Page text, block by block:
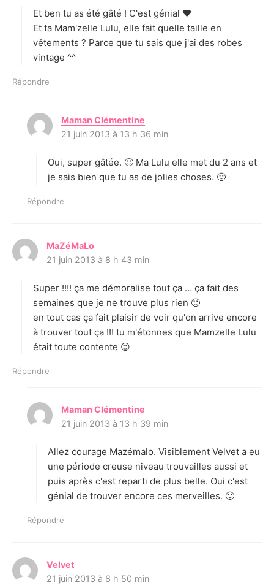
Et ben tu as été gâté ! C'est génial ♥
Et ta Mam'zelle Lulu, elle fait quelle taille en
vêtements ? Parce que tu sais que j'ai des robes
vintage ^^
Répondre
Maman Clémentine
i
:
21 juin 2013 à 13 h 36 min
Oui, super gâtée. 🙂 Ma Lulu elle met du 2 ans et
je sais bien que tu as de jolies choses. 🙂
Répondre
MaZéMaLo
i
:
21 juin 2013 à 8 h 43 min
Super !!!! ça me démoralise tout ça … ça fait des
semaines que je ne trouve plus rien 🙁
en tout cas ça fait plaisir de voir qu'on arrive encore
à trouver tout ça !!! tu m'étonnes que Mamzelle Lulu
était toute contente 😉
Répondre
Maman Clémentine
i
:
21 juin 2013 à 13 h 39 min
Allez courage Mazémalo. Visiblement Velvet a eu
une période creuse niveau trouvailles aussi et
puis après c'est reparti de plus belle. Oui c'est
génial de trouver encore ces merveilles. 🙂
Répondre
Velvet
i
21 juin 2013 à 8 h 50 min